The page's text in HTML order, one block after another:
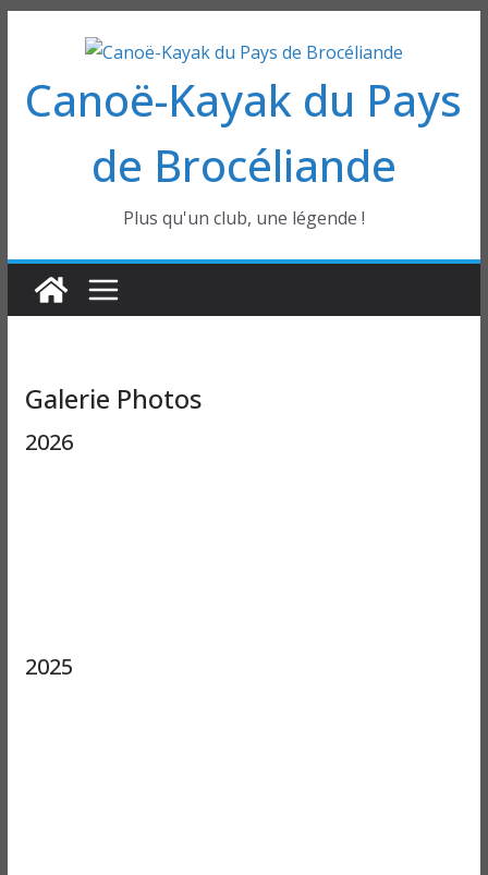
contenu
Canoë-Kayak du Pays
de Brocéliande
Plus qu'un club, une légende !
Galerie Photos
2026
2025